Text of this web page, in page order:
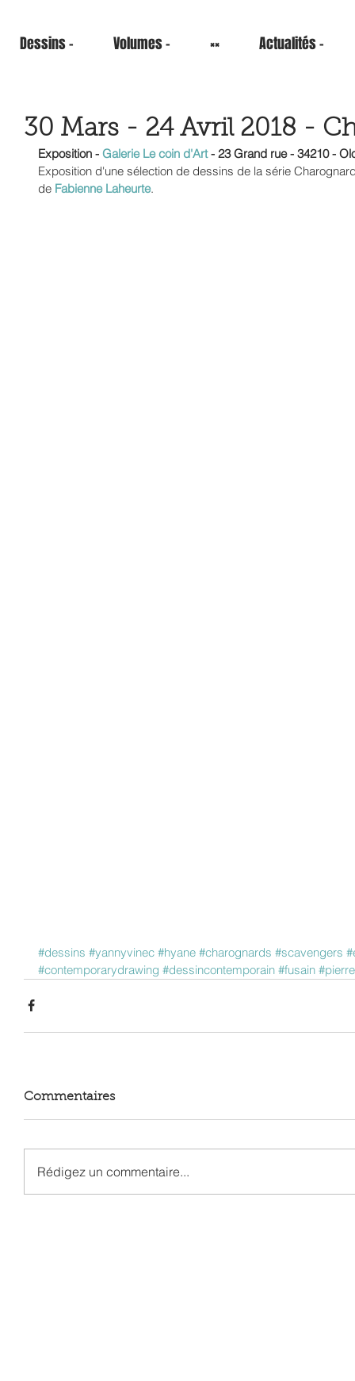
Dessins - Volumes - ×× Actualités -
30 Mars - 24 Avril 2018 -
Exposition - Galerie Le coin d'Art - 23 Grand rue - 34210 -
Exposition d'une sélection de dessins de la série
de Fabienne Laheurte.
#dessins #yannyvinec #hyane #charognards #scavengers
#contemporarydrawing #dessincontemporain #fusain
Commentaires
Rédigez un commentaire...